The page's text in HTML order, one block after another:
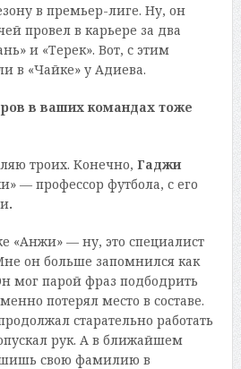
в премьер-лиге. Ну, он
провел в карьере за два
и «Терек». Вот, с этим
в «Чайке» у Адиева.
в ваших командах тоже
троих. Конечно, Гаджи
— профессор футбола, с его
.
«Анжи» — ну, это специалист
он больше запомнился как
мог парой фраз подбодрить
потерял место в составе.
старательно работать
рук. А в ближайшем
свою фамилию в